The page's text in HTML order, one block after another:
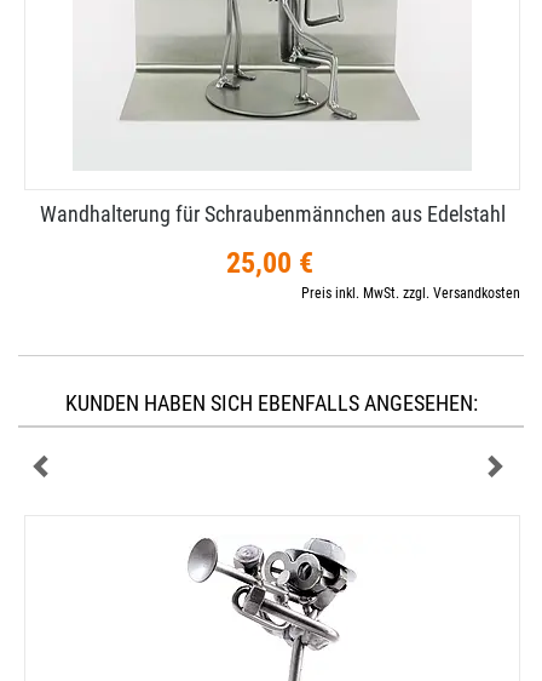
Wandhalterung für Schraubenmännchen aus Edelstahl
25,00 €
Preis inkl. MwSt. zzgl. Versandkosten
KUNDEN HABEN SICH EBENFALLS ANGESEHEN: